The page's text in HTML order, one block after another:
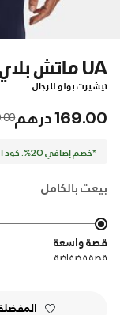
UA ماتش بلاي برنتد
تيشيرت بولو للرجال
169.00 درهم
*خصم إضافي 20%. كود الخصم: EXTRA20
بيعت بالكامل
قصة واسعة
قصة فضفاضة